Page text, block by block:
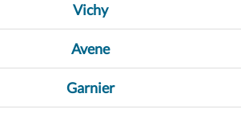
Vichy
Avene
Garnier